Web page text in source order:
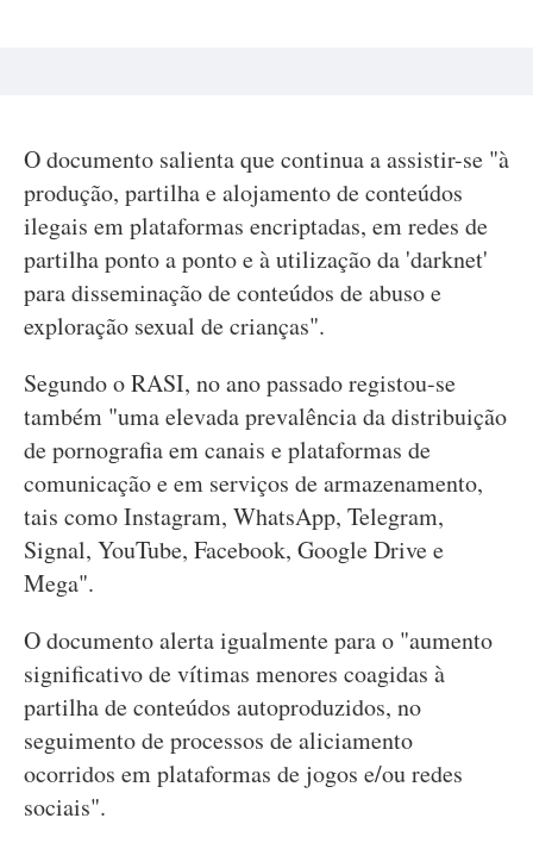
O documento salienta que continua a assistir-se "à
produção, partilha e alojamento de conteúdos
ilegais em plataformas encriptadas, em redes de
partilha ponto a ponto e à utilização da 'darknet'
para disseminação de conteúdos de abuso e
exploração sexual de crianças".
Segundo o RASI, no ano passado registou-se
também "uma elevada prevalência da distribuição
de pornografia em canais e plataformas de
comunicação e em serviços de armazenamento,
tais como Instagram, WhatsApp, Telegram,
Signal, YouTube, Facebook, Google Drive e
Mega".
O documento alerta igualmente para o "aumento
significativo de vítimas menores coagidas à
partilha de conteúdos autoproduzidos, no
seguimento de processos de aliciamento
ocorridos em plataformas de jogos e/ou redes
sociais".